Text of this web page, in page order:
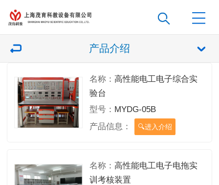
产品介绍
名称： 高性能电工电子综合实
验台
型号： MYDG-05B
产品信息：
进入介绍
名称： 高性能电工电子电拖实
训考核装置